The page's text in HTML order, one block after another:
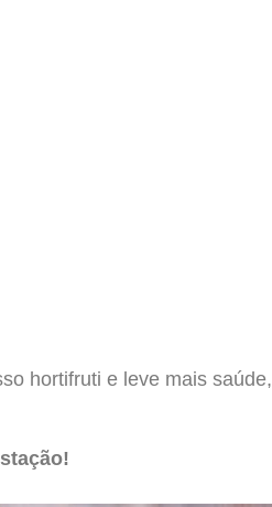
hortifruti e leve mais saúde,